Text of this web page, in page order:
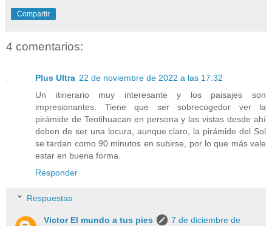
Compartir
4 comentarios:
Plus Ultra 22 de noviembre de 2022 a las 17:32
Un itinerario muy interesante y los paisajes son
impresionantes. Tiene que ser sobrecogedor ver la
pirámide de Teotihuacan en persona y las vistas desde ahí
deben de ser una locura, aunque claro, la pirámide del Sol
se tardan como 90 minutos en subirse, por lo que más vale
estar en buena forma.
Responder
Respuestas
Victor El mundo a tus pies
7 de diciembre de